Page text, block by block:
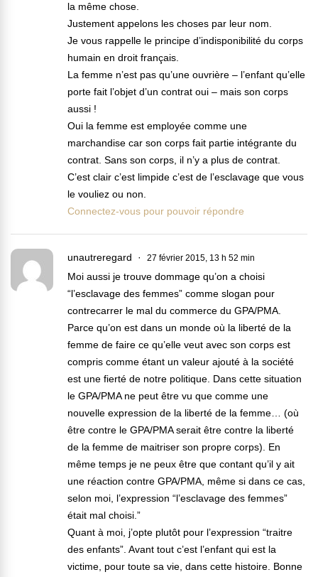
la même chose.
Justement appelons les choses par leur nom.
Je vous rappelle le principe d’indisponibilité du corps
humain en droit français.
La femme n’est pas qu’une ouvrière – l’enfant qu’elle
porte fait l’objet d’un contrat oui – mais son corps
aussi !
Oui la femme est employée comme une
marchandise car son corps fait partie intégrante du
contrat. Sans son corps, il n’y a plus de contrat.
C’est clair c’est limpide c’est de l’esclavage que vous
le vouliez ou non.
Connectez-vous pour pouvoir répondre
unautreregard 27 février 2015, 13 h 52 min
Moi aussi je trouve dommage qu’on a choisi
“l’esclavage des femmes” comme slogan pour
contrecarrer le mal du commerce du GPA/PMA.
Parce qu’on est dans un monde où la liberté de la
femme de faire ce qu’elle veut avec son corps est
compris comme étant un valeur ajouté à la société
est une fierté de notre politique. Dans cette situation
le GPA/PMA ne peut être vu que comme une
nouvelle expression de la liberté de la femme… (où
être contre le GPA/PMA serait être contre la liberté
de la femme de maitriser son propre corps). En
même temps je ne peux être que contant qu’il y ait
une réaction contre GPA/PMA, même si dans ce cas,
selon moi, l’expression “l’esclavage des femmes”
était mal choisi.”
Quant à moi, j’opte plutôt pour l’expression “traitre
des enfants”. Avant tout c’est l’enfant qui est la
victime, pour toute sa vie, dans cette histoire. Bonne